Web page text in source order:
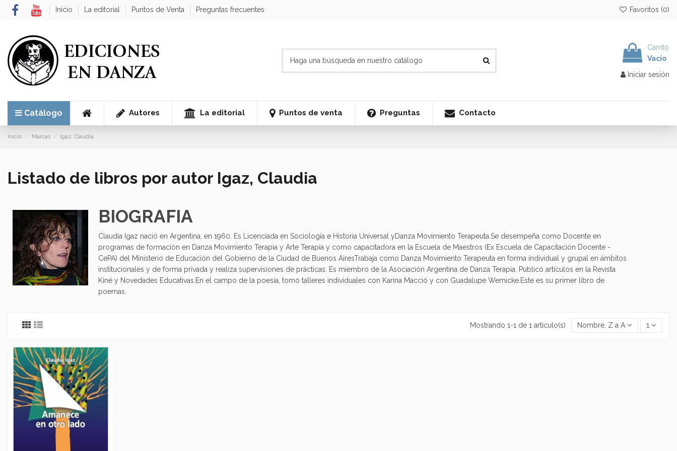
Inicio La editorial Puntos de Venta Preguntas frecuentes Favoritos (0)
Carrito
Vacío
Iniciar sesión
Catálogo Autores La editorial Puntos de venta Preguntas Contacto
Inicio Marcas Igaz, Claudia
Listado de libros por autor Igaz, Claudia
BIOGRAFIA
Claudia Igaz nació en Argentina, en 1960. Es Licenciada en Sociología e Historia Universal yDanza Movimiento Terapeuta.Se desempeña como Docente en
programas de formación en Danza Movimiento Terapia y Arte Terapia y como capacitadora en la Escuela de Maestros (Ex Escuela de Capacitación Docente -
CePA) del Ministerio de Educación del Gobierno de la Ciudad de Buenos AiresTrabaja como Danza Movimiento Terapeuta en forma individual y grupal en ámbitos
institucionales y de forma privada y realiza supervisiones de prácticas. Es miembro de la Asociación Argentina de Danza Terapia. Publicó artículos en la Revista
Kiné y Novedades Educativas.En el campo de la poesía, tomó talleres individuales con Karina Macció y con Guadalupe Wernicke.Este es su primer libro de
poemas.
Mostrando 1-1 de 1 artículo(s) Nombre, Z a A 1